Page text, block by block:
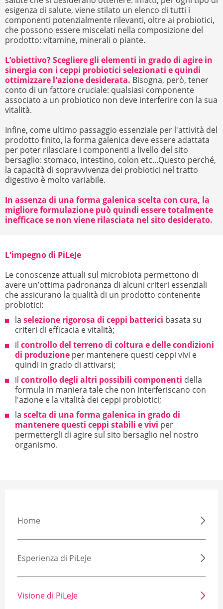
esigenza di salute, viene stilato un elenco di tutti i
componenti potenzialmente rilevanti, oltre ai probiotici,
che possono essere miscelati nella composizione del
prodotto: vitamine, minerali o piante.
L’obiettivo? Scegliere gli elementi in grado di agire in
sinergia con i ceppi probiotici selezionati e quindi
ottimizzare l'azione desiderata. Bisogna, però, tener
conto di un fattore cruciale: qualsiasi componente
associato a un probiotico non deve interferire con la sua
vitalità.
Infine, come ultimo passaggio essenziale per l'attività del
prodotto finito, la forma galenica deve essere adattata
per poter rilasciare i componenti a livello del sito
bersaglio: stomaco, intestino, colon etc...Questo perché,
la capacità di sopravvivenza dei probiotici nel tratto
digestivo è molto variabile.
In assenza di una forma galenica scelta con cura, la
migliore formulazione può quindi essere totalmente
inefficace se non viene rilasciata nel sito desiderato.
L'impegno di PiLeJe
Le conoscenze attuali sul microbiota permettono di
avere un’ottima padronanza di alcuni criteri essenziali
che assicurano la qualità di un prodotto contenente
probiotici:
la selezione rigorosa di ceppi batterici basata su
criteri di efficacia e vitalità;
il controllo del terreno di coltura e delle condizioni
di produzione per mantenere questi ceppi vivi e
quindi in grado di attivarsi;
il controllo degli altri possibili componenti della
formula in maniera tale che non interferiscano con
l'azione e la vitalità dei ceppi probiotici;
la scelta di una forma galenica in grado di
mantenere questi ceppi stabili e vivi per
permettergli di agire sul sito bersaglio nel nostro
organismo.
Home
Esperienza di PiLeJe
Visione di PiLeJe